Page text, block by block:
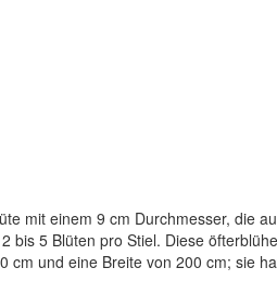
mit einem 9 cm Durchmesser, die
bis 5 Blüten pro Stiel. Diese
cm und eine Breite von 200 cm; sie